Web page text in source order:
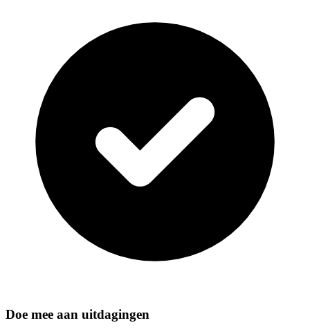
Doe mee aan uitdagingen